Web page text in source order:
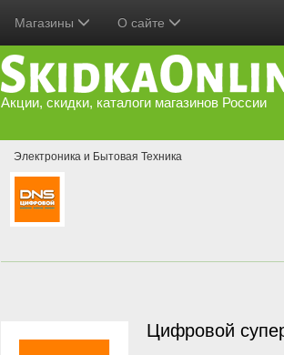
Магазины О сайте
Акции, скидки, каталоги магазинов России
Электроника и Бытовая Техника
Цифровой